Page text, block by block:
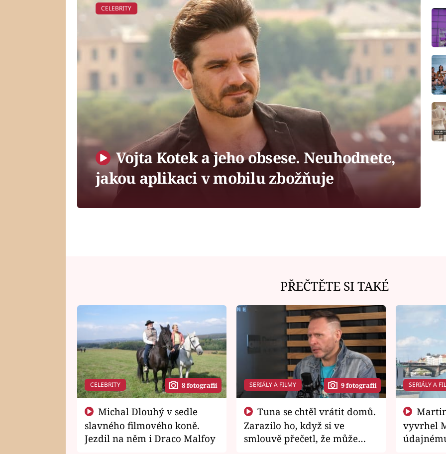
CELEBRITY
Vojta Kotek a jeho obsese. Neuhodnete,
jakou aplikaci v mobilu zbožňuje
PŘEČTĚTE SI TAKÉ
CELEBRITY 8 fotografií
slavného filmového koně.
Jezdil na něm i Draco Malfoy
SERIÁLY A FILMY 9 fotografií
Zarazilo ho, když si ve
smlouvě přečetl, že může
SERIÁLY A
vyvrhel